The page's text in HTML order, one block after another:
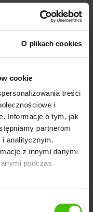
O plikach cookies
cookie
treści
i
Informacje o tym, jak
partnerom
i analitycznym.
z innymi danymi
podczas
50 fraz kluczowych
być realistyczne i
Jasno określone cele
SEO w opracowaniu
doprowadzi do
Ponadto określenie
postępów i
jasno określonych
pozytywne